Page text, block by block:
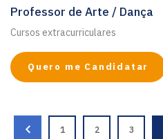
Professor de Arte / Dança
Cursos extracurriculares
Quero me Candidatar
1 2 3